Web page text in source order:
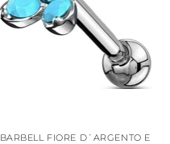
BARBELL FIORE D´ARGENTO E